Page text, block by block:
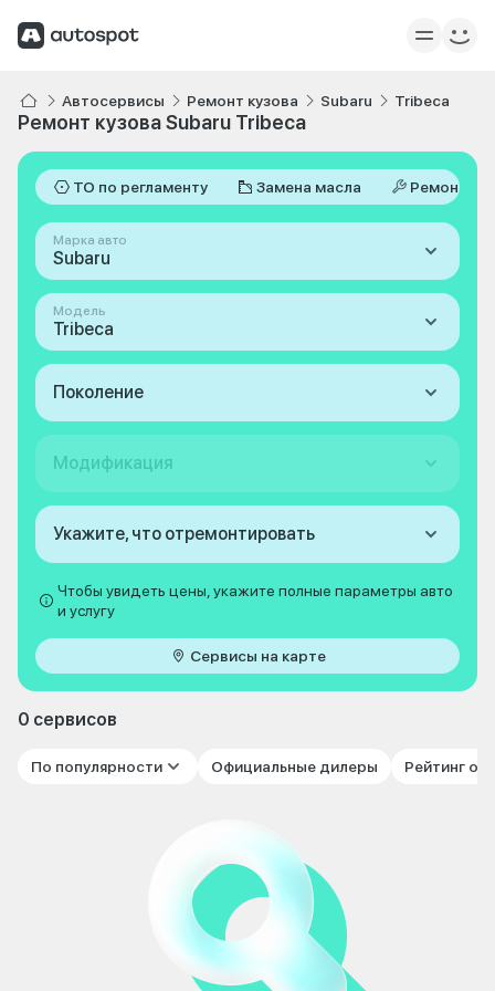
Автосервисы Ремонт кузова Subaru Tribeca
Ремонт кузова Subaru Tribeca
ТО по регламенту Замена масла Ремонт
Марка авто
Subaru
Модель
Tribeca
Поколение
Модификация
Укажите, что отремонтировать
Чтобы увидеть цены, укажите полные параметры авто
и услугу
Сервисы на карте
0 сервисов
По популярности Официальные дилеры Рейтинг